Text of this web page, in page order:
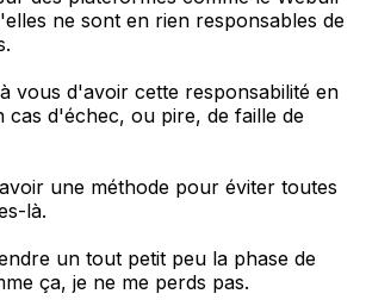
ne sont en rien responsables de
vous d'avoir cette responsabilité en
cas d'échec, ou pire, de faille de
une méthode pour éviter toutes
là.
un tout petit peu la phase de
ça, je ne me perds pas.